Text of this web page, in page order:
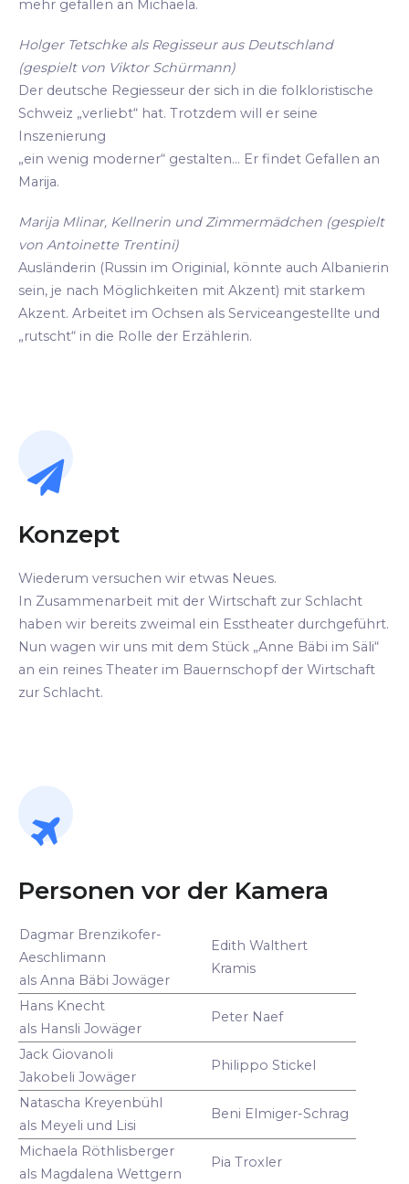
mehr gefallen an Michaela.
Holger Tetschke als Regisseur aus Deutschland
(gespielt von Viktor Schürmann)
Der deutsche Regiesseur der sich in die folkloristische
Schweiz „verliebt“ hat. Trotzdem will er seine
Inszenierung
„ein wenig moderner“ gestalten... Er findet Gefallen an
Marija.
Marija Mlinar, Kellnerin und Zimmermädchen (gespielt
von Antoinette Trentini)
Ausländerin (Russin im Originial, könnte auch Albanierin
sein, je nach Möglichkeiten mit Akzent) mit starkem
Akzent. Arbeitet im Ochsen als Serviceangestellte und
„rutscht“ in die Rolle der Erzählerin.
Konzept
Wiederum versuchen wir etwas Neues.
In Zusammenarbeit mit der Wirtschaft zur Schlacht
haben wir bereits zweimal ein Esstheater durchgeführt.
Nun wagen wir uns mit dem Stück „Anne Bäbi im Säli“
an ein reines Theater im Bauernschopf der Wirtschaft
zur Schlacht.
Personen vor der Kamera
Dagmar Brenzikofer-
Aeschlimann
als Anna Bäbi Jowäger
Edith Walthert
Kramis
Hans Knecht
als Hansli Jowäger
Peter Naef
Jack Giovanoli
Jakobeli Jowäger
Philippo Stickel
Natascha Kreyenbühl
als Meyeli und Lisi
Beni Elmiger-Schrag
Michaela Röthlisberger
als Magdalena Wettgern
Pia Troxler